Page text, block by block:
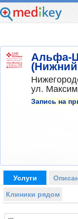
Альфа-
ул.
Запись на
Услуги
Клиники рядом